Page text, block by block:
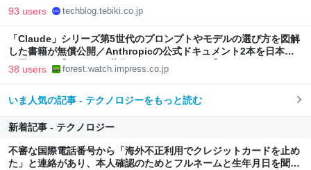
93 users techblog.tebiki.co.jp
「Claude」シリーズ第5世代のプロンプトやモデルの選び方を図解
した書籍が無償公開／Anthropicの公式ドキュメント2本を日本語
で図解した『Claude 5世代 マスターガイド』【Book Watch/ニュ
38 users forest.watch.impress.co.jp
いま人気の記事 - テクノロジーをもっと読む
新着記事 - テクノロジー
不審な国際電話番号から「海外不正利用でクレジットカードを止め
た」と連絡があり、本人確認のためとフルネームと生年月日を聞か